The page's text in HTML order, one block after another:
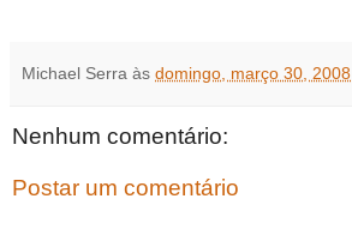
Michael Serra às domingo, março 30, 2008
Nenhum comentário:
Postar um comentário